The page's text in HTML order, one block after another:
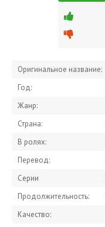
Оригинальное название:
Год:
Жанр:
Страна:
В ролях:
Перевод:
Серии
Продолжительность:
Качество: